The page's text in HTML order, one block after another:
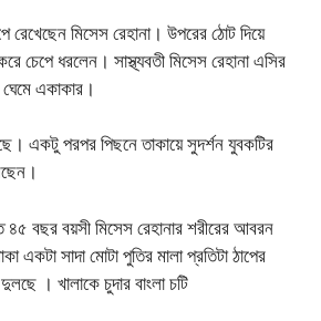
রেখেছেন মিসেস রেহানা। উপরের ঠোট দিয়ে
চেপে ধরলেন। সাস্থ্যবতী মিসেস রেহানা এসির
একাকার।
একটু পরপর পিছনে তাকায়ে সুদর্শন যুবকটির
বছর বয়সী মিসেস রেহানার শরীরের আবরন
একটা সাদা মোটা পুতির মালা প্রতিটা ঠাপের
। খালাকে চুদার বাংলা চটি